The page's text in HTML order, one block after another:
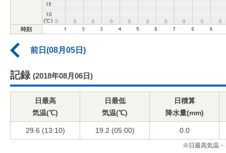
時刻
前日(08月05日)
記録 (2018年08月06日)
日最高
気温(℃)
日最低
気温(℃)
日積算
降水量(mm)
29.6 (13:10) 19.2 (05:00) 0.0
※日最高気温・